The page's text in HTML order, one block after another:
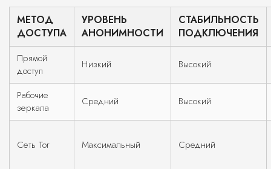
МЕТОД
ДОСТУПА
УРОВЕНЬ
АНОНИМНОСТИ
СТАБИЛЬНОСТЬ
ПОДКЛЮЧЕНИЯ
Прямой
доступ
Низкий Высокий
Рабочие
зеркала
Средний Высокий
Сеть Tor Максимальный Средний